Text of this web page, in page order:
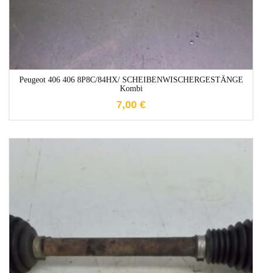
Peugeot 406 406 8P8C/84HX/ SCHEIBENWISCHERGESTÄNGE
Kombi
7,00 €